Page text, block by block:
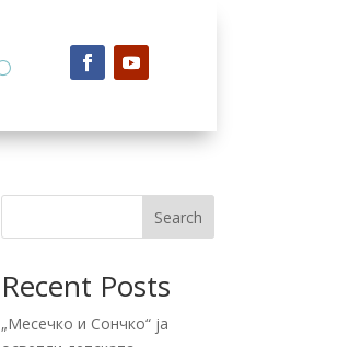
Search
Recent Posts
„Месечко и Сончко“ ја